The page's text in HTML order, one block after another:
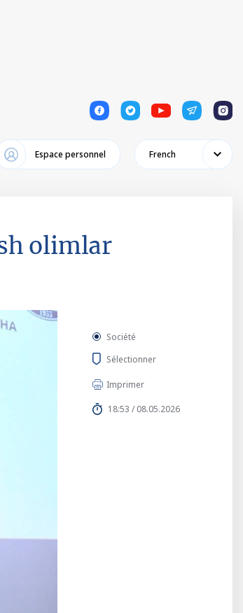
1 1 1 1 1
Espace personnel French
olimlar
Société
Sélectionner
Imprimer
18:53 / 08.05.2026